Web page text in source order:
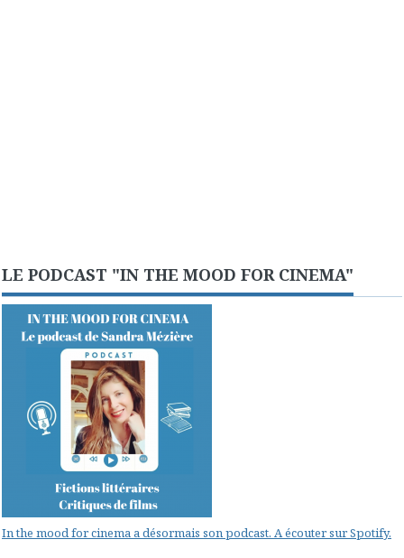
LE PODCAST "IN THE MOOD FOR CINEMA"
In the mood for cinema a désormais son podcast. A écouter sur Spotify.